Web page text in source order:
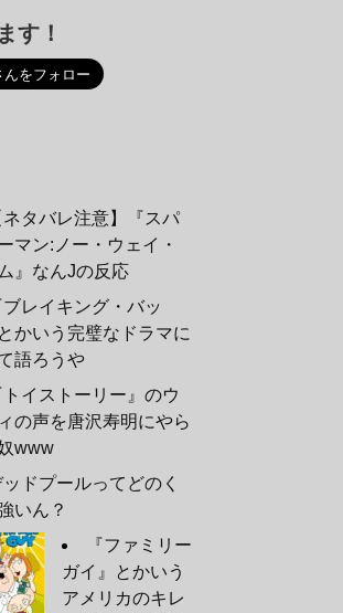
す！
ネタバレ注意】『スパ
マン:ノー・ウェイ・
』なんJの反応
ブレイキング・バッ
かいう完璧なドラマに
語ろうや
トイストーリー』のウ
の声を唐沢寿明にやら
www
ッドプールってどのく
いん？
『ファミリー
ガイ』とかいう
アメリカのキレ